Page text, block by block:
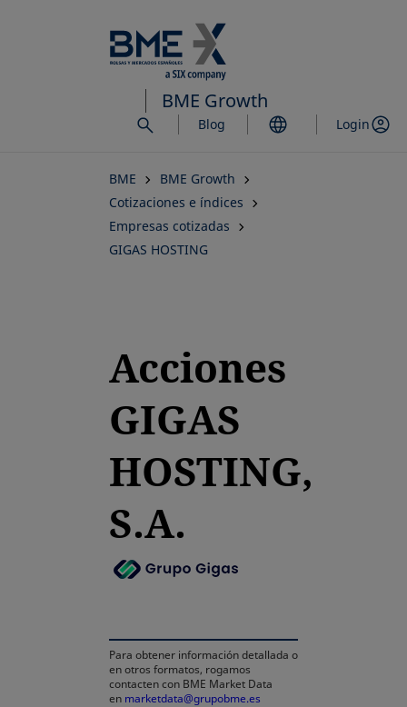
al
contenido
principal
BME Growth
Blog Login
BME
BME Growth
Cotizaciones e índices
Empresas cotizadas
GIGAS HOSTING
Acciones
GIGAS
HOSTING,
S.A.
Para obtener información detallada o
en otros formatos, rogamos
contacten con BME Market Data
en marketdata@grupobme.es